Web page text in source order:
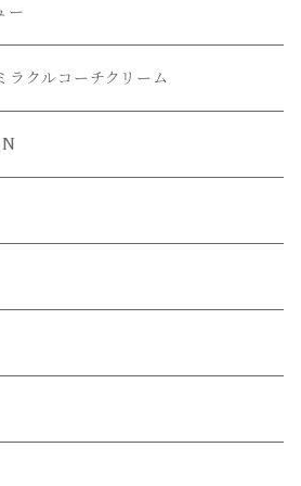
ー
クルコーチクリーム